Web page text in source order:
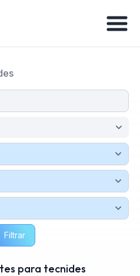
Filtrar
para tecnides